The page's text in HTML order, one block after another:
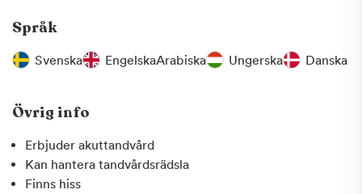
olyckan är framme eller vid plötslig tandvärk. Vår personal
stark tandvårdsrädsla hos patienter.
Vision
Vi på Dentry Tandvård tror mycket på att du som patient
ska träffa samma behandlare för att få bästa möjliga
Språk
Svenska EngelskaArabiska Ungerska Danska
Övrig info
Erbjuder akuttandvård
Kan hantera tandvårdsrädsla
Finns hiss